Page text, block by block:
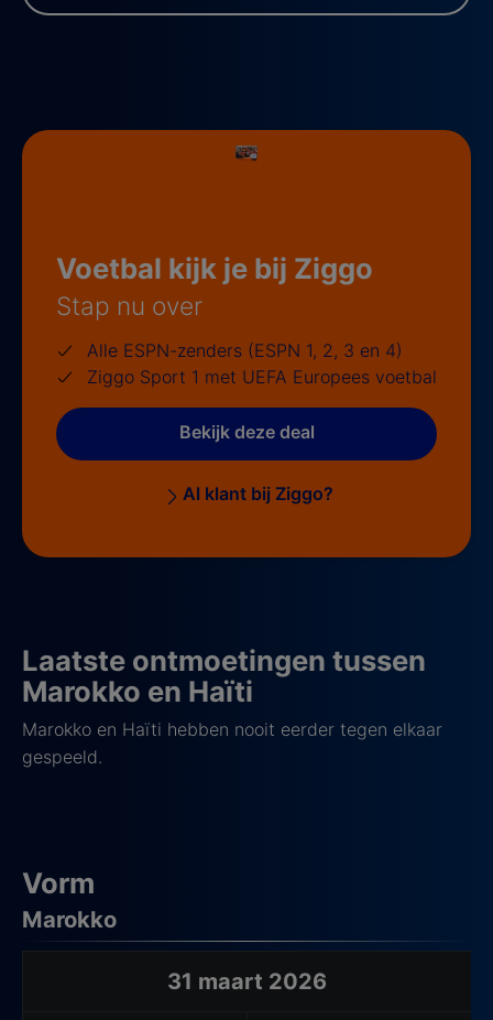
Voetbal kijk je bij Ziggo
Stap nu over
Alle ESPN-zenders (ESPN 1, 2, 3 en 4)
Ziggo Sport 1 met UEFA Europees voetbal
Bekijk deze deal
Al klant bij Ziggo?
Laatste ontmoetingen tussen
Marokko en Haïti
Marokko en Haïti hebben nooit eerder tegen elkaar
gespeeld.
Vorm
Marokko
31 maart 2026